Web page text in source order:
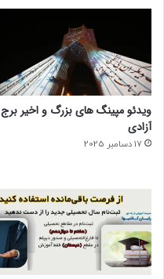
ویدئو مپینگ های بزرگ و اخیر برج
آزادی
17 دسامبر 2025